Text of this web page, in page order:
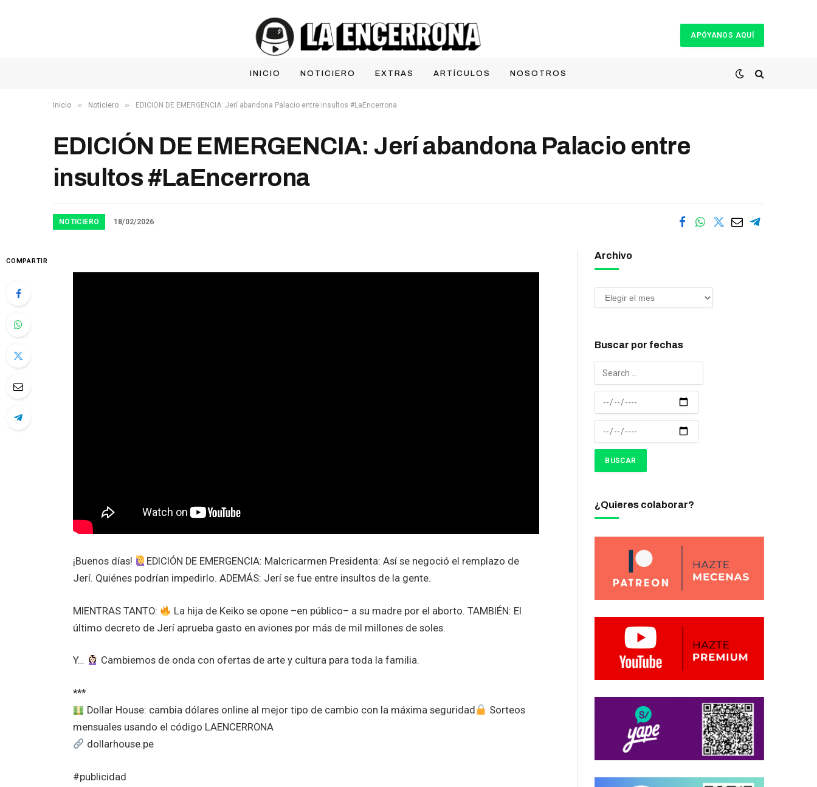
APÓYANOS AQUÍ
INICIO NOTICIERO EXTRAS ARTÍCULOS NOSOTROS
Inicio » Noticiero » EDICIÓN DE EMERGENCIA: Jerí abandona Palacio entre insultos #LaEncerrona
EDICIÓN DE EMERGENCIA: Jerí abandona Palacio entre
insultos #LaEncerrona
NOTICIERO 18/02/2026
COMPARTIR
¡Buenos días!
EDICIÓN DE EMERGENCIA: Malcricarmen Presidenta: Así se negoció el remplazo de
Jerí. Quiénes podrían impedirlo. ADEMÁS: Jerí se fue entre insultos de la gente.
MIENTRAS TANTO:
La hija de Keiko se opone –en público– a su madre por el aborto. TAMBIÉN: El
último decreto de Jerí aprueba gasto en aviones por más de mil millones de soles.
Y… Cambiemos de onda con ofertas de arte y cultura para toda la familia.
***
Dollar House: cambia dólares online al mejor tipo de cambio con la máxima seguridad
Sorteos
mensuales usando el código LAENCERRONA
dollarhouse.pe
#publicidad
Archivo
Buscar por fechas
¿Quieres colaborar?